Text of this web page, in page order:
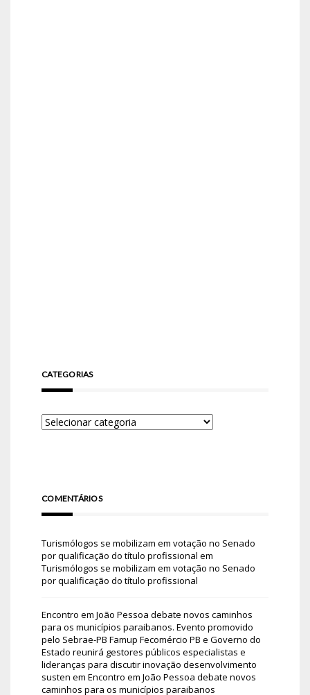
CATEGORIAS
COMENTÁRIOS
Turismólogos se mobilizam em votação no Senado
por qualificação do título profissional em
Turismólogos se mobilizam em votação no Senado
por qualificação do título profissional
Encontro em João Pessoa debate novos caminhos
para os municípios paraibanos. Evento promovido
pelo Sebrae-PB Famup Fecomércio PB e Governo do
Estado reunirá gestores públicos especialistas e
lideranças para discutir inovação desenvolvimento
susten em Encontro em João Pessoa debate novos
caminhos para os municípios paraibanos